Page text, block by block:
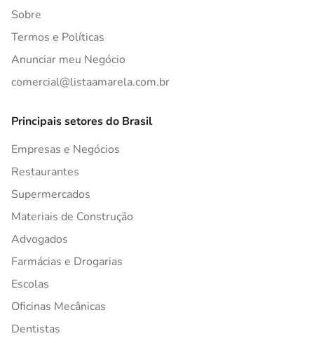
Sobre
Termos e Políticas
Anunciar meu Negócio
comercial@listaamarela.com.br
Principais setores do Brasil
Empresas e Negócios
Restaurantes
Supermercados
Materiais de Construção
Advogados
Farmácias e Drogarias
Escolas
Oficinas Mecânicas
Dentistas